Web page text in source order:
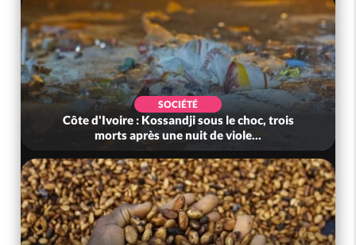
SOCIÉTÉ
Côte d'Ivoire : Kossandji sous le choc, trois
morts après une nuit de viole...